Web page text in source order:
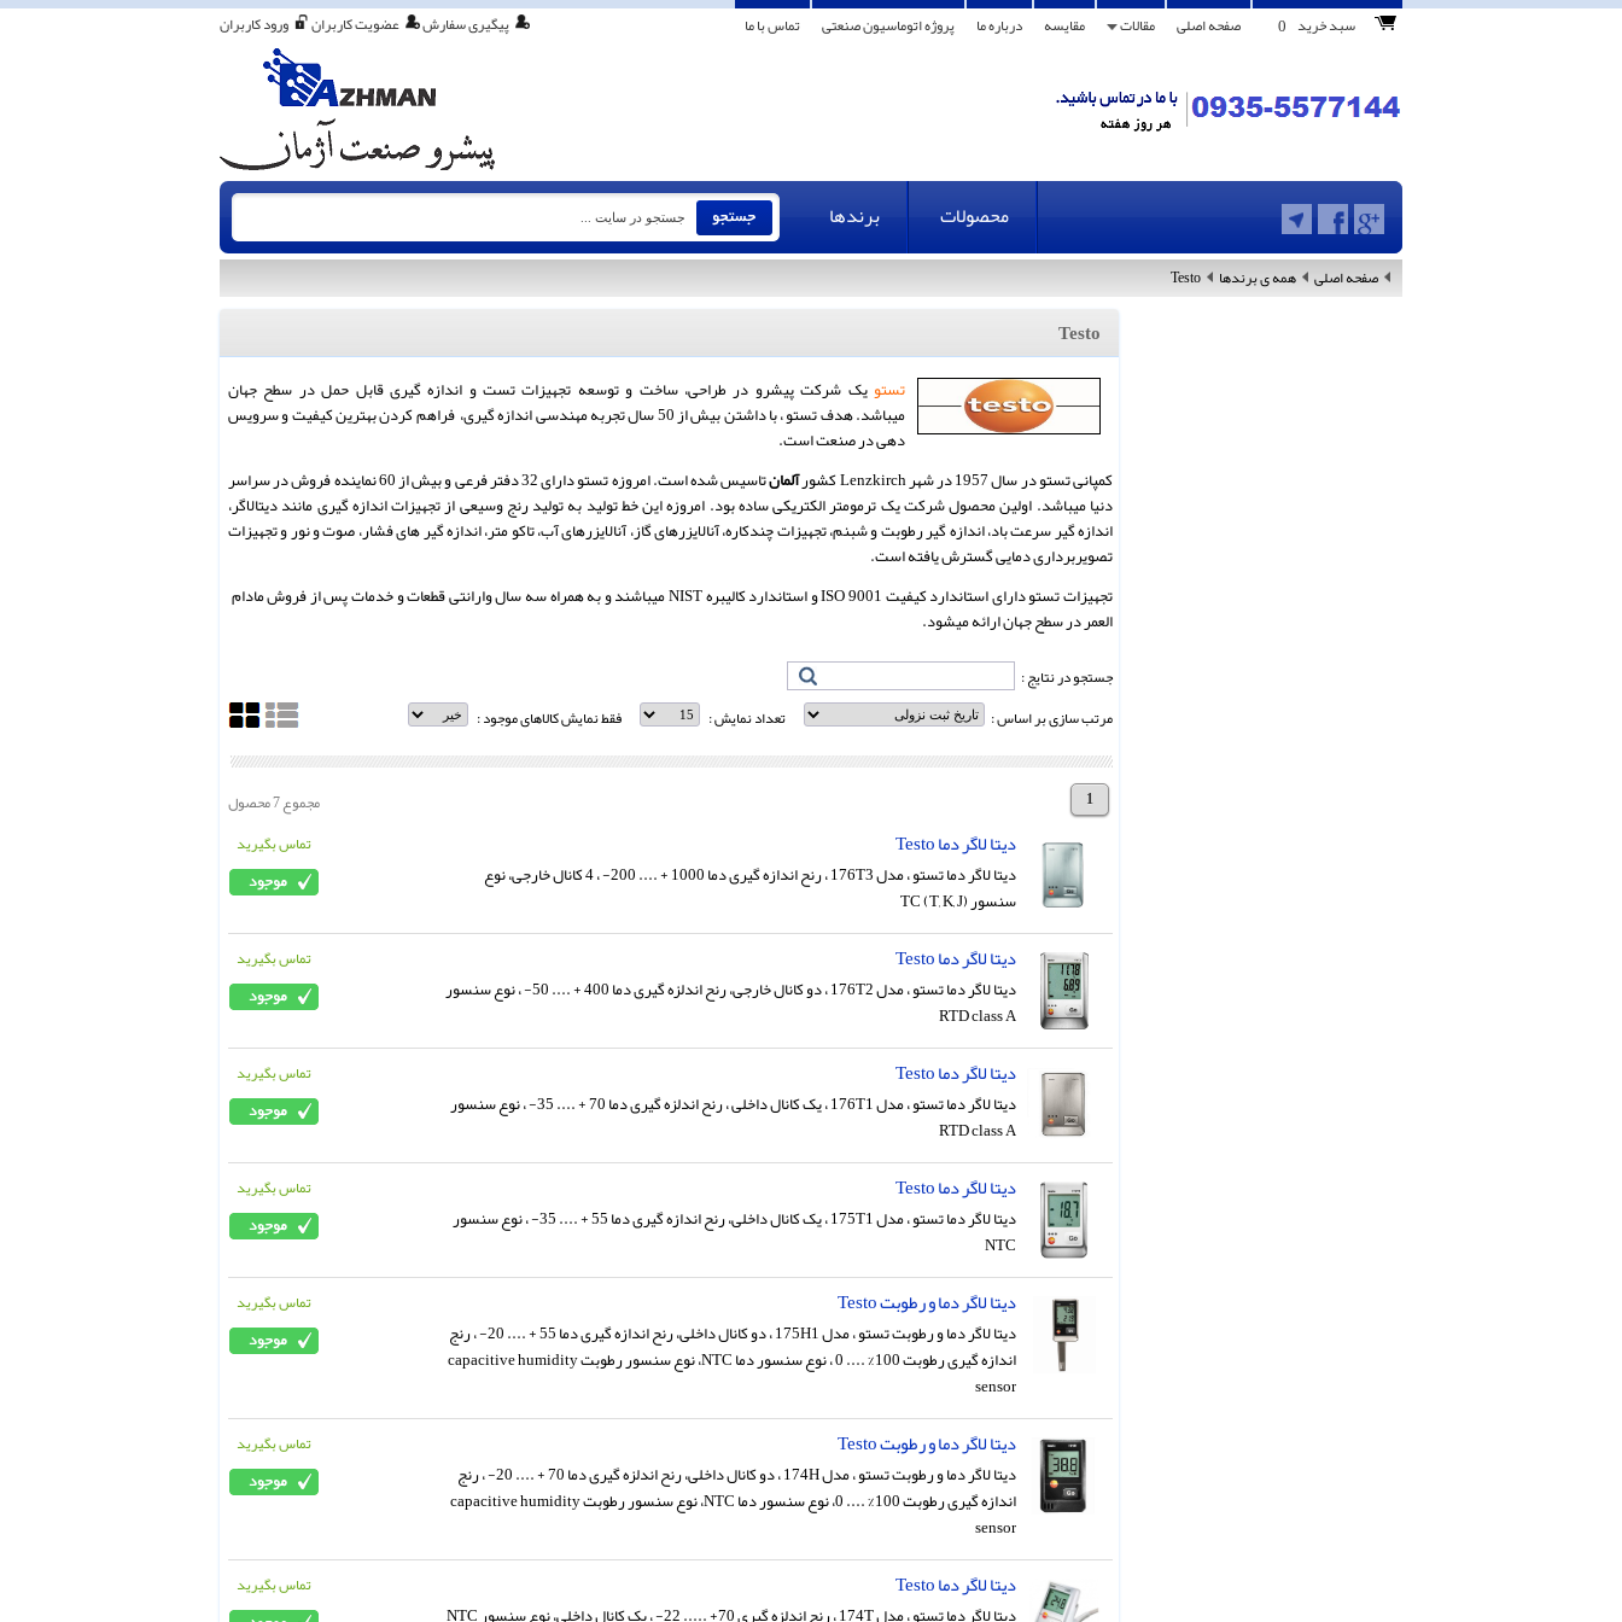
ورود کاربران عضویت کاربران پیگیری سفارش سبد خرید 0 صفحه اصلی مقالات مقایسه درباره ما پروژه اتوماسیون صنعتی تماس با ما
محصولات برندها
صفحه اصلی همه ی برندها Testo
Testo
تستویک شرکت پیشرو در طراحی، ساخت و توسعه تجهیزات تست و اندازه گیری قابل حمل در سطح جهان
میباشد. هدف تستو ، با داشتن بیش از 50 سال تجربه مهندسی اندازه گیری، فراهم کردن بهترین کیفیت و سرویس
دهی در صنعت است.
کمپانی تستو در سال 1957 در شهر Lenzkirch کشور
آلمان
تاسیس شده است. امروزه تستو دارای 32 دفتر فرعی و بیش از 60 نماینده فروش در سراسر
دنیا میباشد.اولین محصول شرکت یک ترمومتر الکتریکی ساده بود. امروزه این خط تولید به تولید رنج وسیعی از تجهیزات اندازه گیری مانند دیتالاگر،
اندازه گیر سرعت باد، اندازه گیر رطوبت و شبنم، تجهیزات چندکاره، آنالایزرهای گاز، آنالایزرهای آب، تاکو متر، اندازه گیر های فشار، صوت و نور و تجهیزات
تصویربرداری دمایی گسترش یافته است.
تجهیزات تستو دارای استاندارد کیفیت ISO 9001 و استاندارد کالیبره NIST میباشند و به همراه سه سال وارانتی قطعات و خدمات پس از فروش مادام
العمر در سطح جهان ارائه میشود.
جستجو در نتایج :
مرتب سازی بر اساس :
تعداد نمایش : فقط نمایش کالاهای موجود :
1 مجموع 7 محصول
دیتا لاگر دما Testo
دیتا لاگر دما تستو ، مدل 176T3 ، رنح اندازه گیری دما 1000 + .... 200- ، 4 کانال خارجی، نوع
سنسور (TC (T, K, J
تماس بگیرید
دیتا لاگر دما Testo
دیتا لاگر دما تستو ، مدل 176T2 ، دو کانال خارجی، رنح اندلزه گیری دما 400 + .... 50- ، نوع سنسور
RTD class A
تماس بگیرید
دیتا لاگر دما Testo
دیتا لاگر دما تستو ، مدل 176T1 ، یک کانال داخلی ، رنح اندلزه گیری دما 70 + .... 35- ، نوع سنسور
RTD class A
تماس بگیرید
دیتا لاگر دما Testo
دیتا لاگر دما تستو ، مدل 175T1 ، یک کانال داخلی، رنح اندازه گیری دما 55 + .... 35- ، نوع سنسور
NTC
تماس بگیرید
دیتا لاگر دما و رطوبت Testo
دیتا لاگر دما و رطوبت تستو ، مدل 175H1 ، دو کانال داخلی، رنح اندازه گیری دما 55 + .... 20- ، رنج
اندازه گیری رطوبت 100% .... 0 ، نوع سنسور دما NTC، نوع سنسور رطوبت capacitive humidity
sensor
تماس بگیرید
دیتا لاگر دما و رطوبت Testo
دیتا لاگر دما و رطوبت تستو ، مدل 174H ، دو کانال داخلی، رنح اندلزه گیری دما 70 + .... 20- ، رنج
اندازه گیری رطوبت 100% .... 0، نوع سنسور دما NTC، نوع سنسور رطوبت capacitive humidity
sensor
تماس بگیرید
دیتا لاگر دما Testo تماس بگیرید